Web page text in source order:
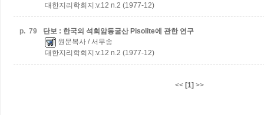
대한지리학회지:v.12 n.2 (1977-12)
p. 79
단보 : 한국의 석회암동굴산 Pisolite에 관한 연구
원문복사 / 서무송
대한지리학회지:v.12 n.2 (1977-12)
<< [1] >>